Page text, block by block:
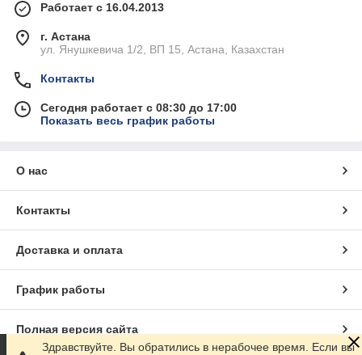
Работает с 16.04.2013
г. Астана
ул. Янушкевича 1/2, ВП 15, Астана, Казахстан
Контакты
Сегодня работает с 08:30 до 17:00
Показать весь график работы
О нас
Контакты
Доставка и оплата
График работы
Полная версия сайта
Здравствуйте. Вы обратились в нерабочее время. Если вы